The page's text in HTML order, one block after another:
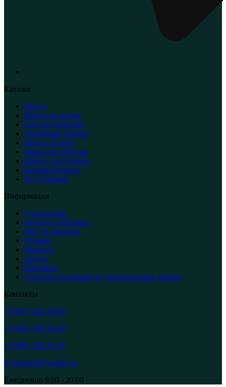
Каталог
Цветы
Цветы по видам
Букеты в коробке
Свадебные букеты
Цветы по цене
Цветы на события
Цветы для близких
Большие букеты
По оттенкам
Информация
О компании
Оплата и доставка
Уход за цветами
Отзывы
Новости
Акции
Контакты
Согласие на обработку персональных данных
Контакты
+7(831) 410-14-94
+7(910) 790-14-94
+7(986) 748-36-56
tychinkann@yandex.ru
Ежедневно 9:00 - 20:00